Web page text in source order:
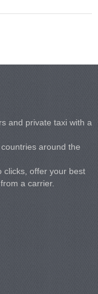
and private taxi with a
around the
clicks, offer your best
a carrier.